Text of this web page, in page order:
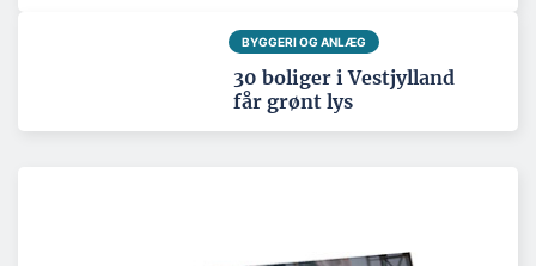
BYGGERI OG ANLÆG
30 boliger i Vestjylland
får grønt lys